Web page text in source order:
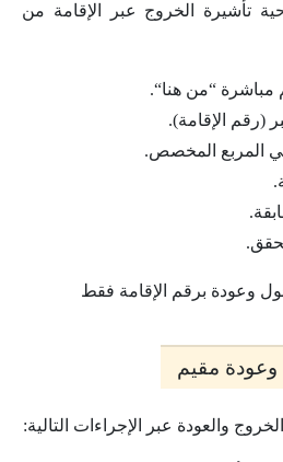
تأشيرة الخروج عبر الإقامة من
مباشرة “من هنا“.
(رقم الإقامة).
المربع المخصص.
مقيم
والعودة عبر الإجراءات التالية: